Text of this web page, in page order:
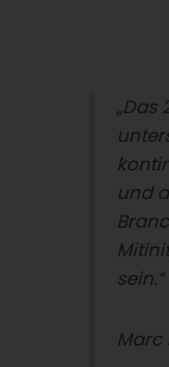
„Das
und
sein.“
Marc